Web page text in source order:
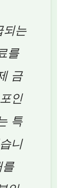
되는
를
금
인
특
니